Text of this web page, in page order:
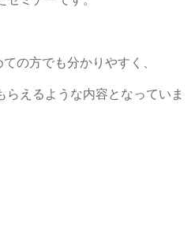
の方でも分かりやすく、
えるような内容となっていま